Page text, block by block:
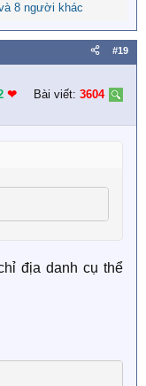
Lê Thị
8 người khác
#19
❤︎ Bài viết: 3604
địa danh cụ thể